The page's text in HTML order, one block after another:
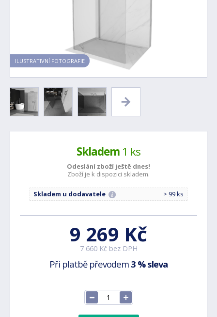
ILUSTRATIVNÍ FOTOGRAFIE
Skladem 1 ks
Odeslání zboží ještě dnes!
Zboží je k dispozici skladem.
Skladem u dodavatele > 99 ks
9 269 Kč
7 660 Kč bez DPH
Při platbě převodem 3 % sleva